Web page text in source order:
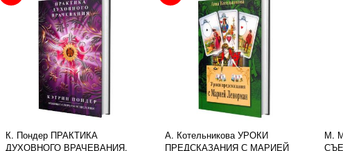
К. Пондер ПРАКТИКА
ДУХОВНОГО ВРАЧЕВАНИЯ.
А. Котельникова УРОКИ
ПРЕДСКАЗАНИЯ С МАРИЕЙ
М.